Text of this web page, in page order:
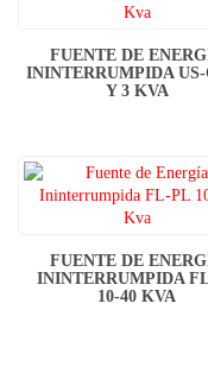
FUENTE DE
ININTERRUMPIDA US-
Y 3 KVA
FUENTE DE
ININTERRUMPIDA
10-40 KVA